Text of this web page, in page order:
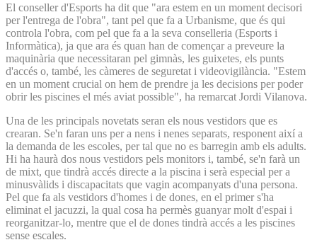
El conseller d'Esports ha dit que "ara estem en un moment decisori
per l'entrega de l'obra", tant pel que fa a Urbanisme, que és qui
controla l'obra, com pel que fa a la seva conselleria (Esports i
Informàtica), ja que ara és quan han de començar a preveure la
maquinària que necessitaran pel gimnàs, les guixetes, els punts
d'accés o, també, les càmeres de seguretat i videovigilància. "Estem
en un moment crucial on hem de prendre ja les decisions per poder
obrir les piscines el més aviat possible", ha remarcat Jordi Vilanova.
Una de les principals novetats seran els nous vestidors que es
crearan. Se'n faran uns per a nens i nenes separats, responent així a
la demanda de les escoles, per tal que no es barregin amb els adults.
Hi ha haurà dos nous vestidors pels monitors i, també, se'n farà un
de mixt, que tindrà accés directe a la piscina i serà especial per a
minusvàlids i discapacitats que vagin acompanyats d'una persona.
Pel que fa als vestidors d'homes i de dones, en el primer s'ha
eliminat el jacuzzi, la qual cosa ha permès guanyar molt d'espai i
reorganitzar-lo, mentre que el de dones tindrà accés a les piscines
sense escales.